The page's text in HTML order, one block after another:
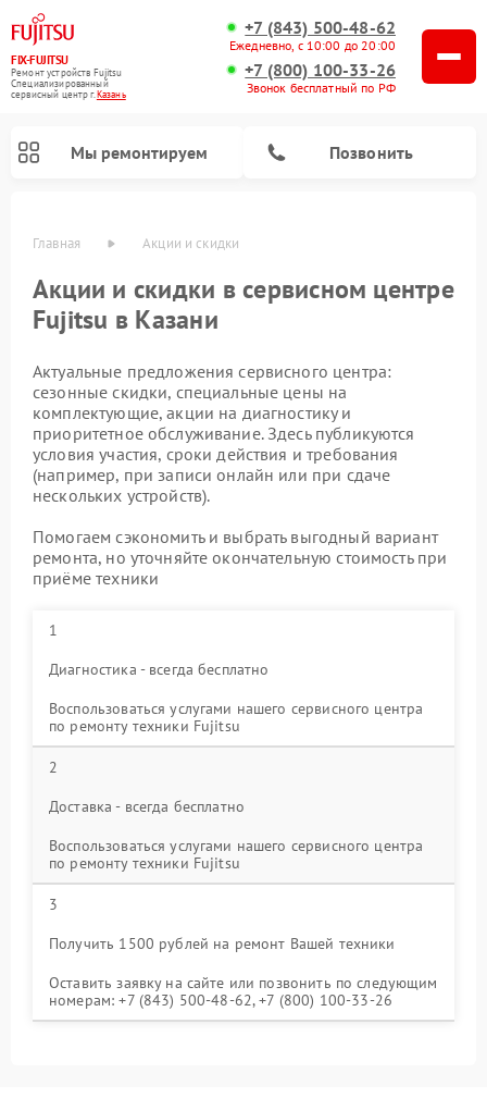
FIX-FUJITSU
Ремонт устройств Fujitsu
Специализированный
cервисный центр г.Казань
+7 (843) 500-48-62
Ежедневно, с 10:00 до 20:00
+7 (800) 100-33-26
Звонок бесплатный по РФ
Мы ремонтируем Позвонить
Главная Акции и скидки
Акции и скидки в сервисном центре
Fujitsu в Казани
Актуальные предложения сервисного центра:
сезонные скидки, специальные цены на
комплектующие, акции на диагностику и
приоритетное обслуживание. Здесь публикуются
условия участия, сроки действия и требования
(например, при записи онлайн или при сдаче
нескольких устройств).
Помогаем сэкономить и выбрать выгодный вариант
ремонта, но уточняйте окончательную стоимость при
приёме техники
1
Диагностика - всегда бесплатно
Воспользоваться услугами нашего сервисного центра
по ремонту техники Fujitsu
2
Доставка - всегда бесплатно
Воспользоваться услугами нашего сервисного центра
по ремонту техники Fujitsu
3
Получить 1500 рублей на ремонт Вашей техники
Оставить заявку на сайте или позвонить по следующим
номерам: +7 (843) 500-48-62, +7 (800) 100-33-26